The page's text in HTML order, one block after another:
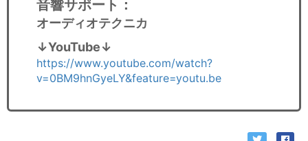
音響サポート ：
オーディオテクニカ
↓YouTube↓
https://www.youtube.com/watch?
v=0BM9hnGyeLY&feature=youtu.be